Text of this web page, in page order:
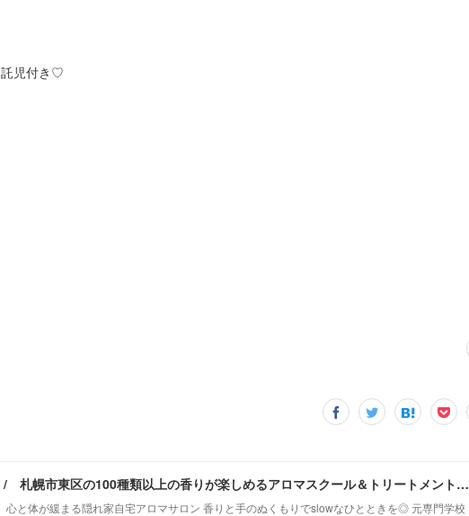
託児付き♡
MoonLeaf sapporo / 札幌市東区の100種類以上の香りが楽しめるアロマスクール＆トリートメントサロン
心と体が緩まる隠れ家自宅アロマサロン 香りと手のぬくもりでslowなひとときを◎ 元専門学校